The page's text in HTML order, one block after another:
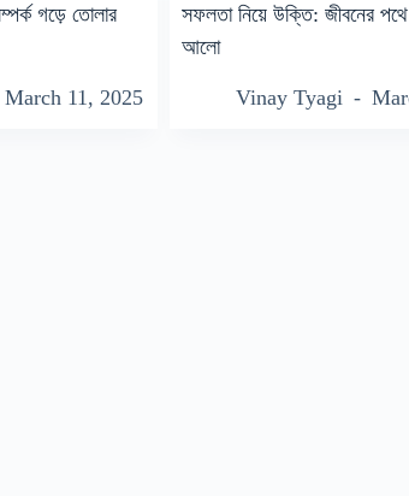
গড়ে তোলার
March 11, 2025
সফলতা নিয়ে উক্তি: জীবনের
আলো
Vinay Tyagi